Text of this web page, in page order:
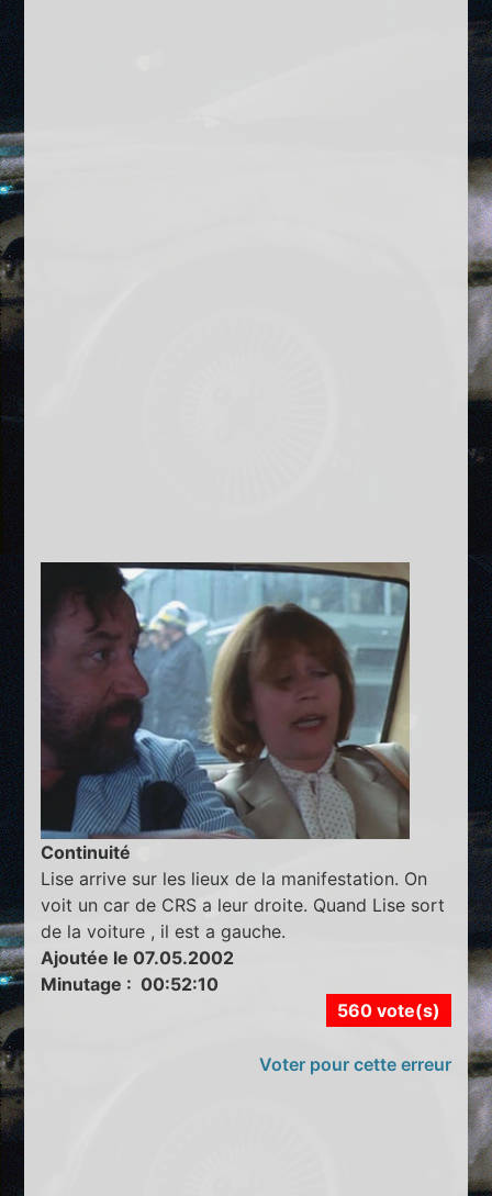
Continuité
Lise arrive sur les lieux de la manifestation. On
voit un car de CRS a leur droite. Quand Lise sort
de la voiture , il est a gauche.
Ajoutée le 07.05.2002
Minutage : 00:52:10
560 vote(s)
Voter pour cette erreur